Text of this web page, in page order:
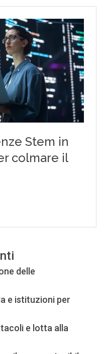
delle
e istituzioni per
e lotta alla